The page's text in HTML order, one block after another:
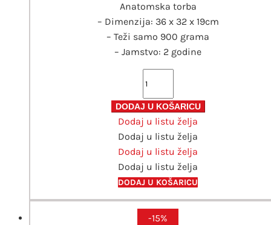
bila
je:
72,86 €.
54,28 €.
Anatomska torba
– Dimenzija: 36 x 32 x 19cm
– Teži samo 900 grama
– Jamstvo: 2 godine
anatomska
Belmil
Classy
Excavator
Grey
količina
DODAJ U KOŠARICU
Dodaj u listu želja
Dodaj u listu želja
Dodaj u listu želja
Dodaj u listu želja
DODAJ U KOŠARICU
-15%